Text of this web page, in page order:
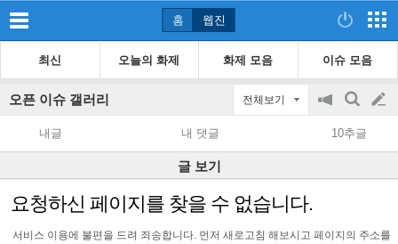
홈 웹진
최신 오늘의 화제 화제 모음 이슈 모음
오픈 이슈 갤러리 전체보기
공
지
on/off
검
색
글
쓰
기
내글 내 댓글 10추글
글 보기
요청하신 페이지를 찾을 수 없습니다.
서비스 이용에 불편을 드려 죄송합니다. 먼저 새로고침 해보시고 페이지의 주소를